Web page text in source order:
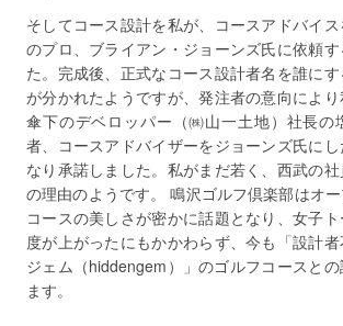
そしてコース設計を私が、コースアドバイ
のプロ、ブライアン・ジョーンズ氏に依頼
た。完成後、正式なコース設計者名を誰に
が分かれたようですが、発注者の意向によ
傘下のデベロッパー（㈱山一土地）社長の
者、コースアドバイザーをジョーンズ氏に
なり承諾しました。私がまだ若く、西武の
の理由のようです。 鳴沢ゴルフ倶楽部はオ
コースの美しさが密かに話題となり、女子
度が上がったにもかかわらず、今も「設計者
ジェム（hiddengem）」のゴルフコースと
ます。